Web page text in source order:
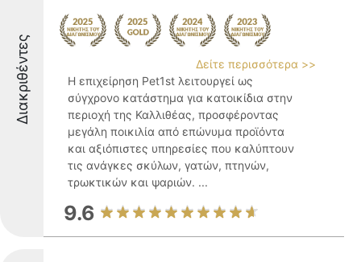
Διακριθέντες
Δείτε περισσότερα >>
Η επιχείρηση Pet1st λειτουργεί ως
σύγχρονο κατάστημα για κατοικίδια στην
περιοχή της Καλλιθέας, προσφέροντας
μεγάλη ποικιλία από επώνυμα προϊόντα
και αξιόπιστες υπηρεσίες που καλύπτουν
τις ανάγκες σκύλων, γατών, πτηνών,
τρωκτικών και ψαριών. ...
9.6